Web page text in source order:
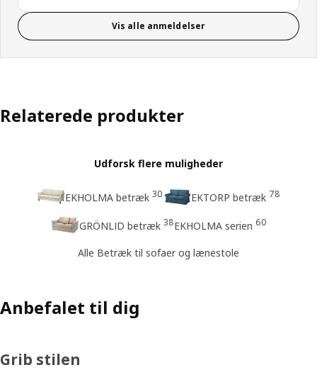
Vis alle anmeldelser
Relaterede produkter
Udforsk flere muligheder
EKHOLMA betræk 30 EKTORP betræk 78
GRÖNLID betræk 38EKHOLMA serien 60
Alle Betræk til sofaer og lænestole
Anbefalet til dig
Grib stilen